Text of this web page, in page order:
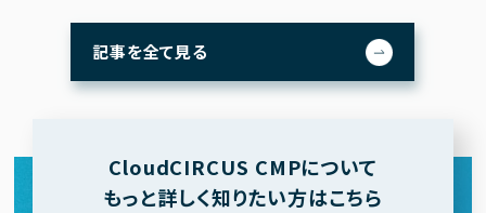
記事を全て見る
CloudCIRCUS CMPについて
もっと詳しく知りたい方はこちら